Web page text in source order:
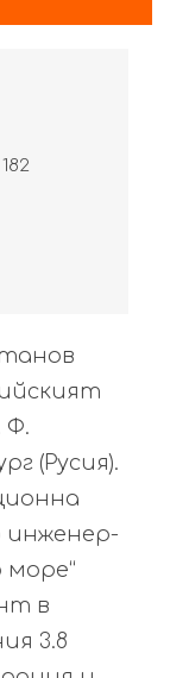
Ф.
(Русия).
инженер-
в
3.8